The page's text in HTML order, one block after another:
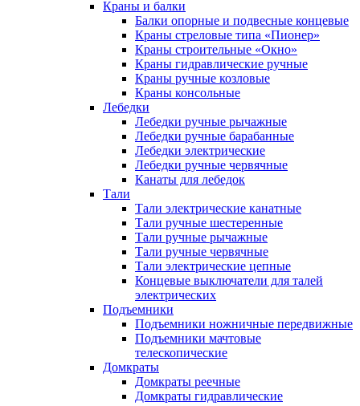
Краны и балки
Балки опорные и подвесные концевые
Краны стреловые типа «Пионер»
Краны строительные «Окно»
Краны гидравлические ручные
Краны ручные козловые
Краны консольные
Лебедки
Лебедки ручные рычажные
Лебедки ручные барабанные
Лебедки электрические
Лебедки ручные червячные
Канаты для лебедок
Тали
Тали электрические канатные
Тали ручные шестеренные
Тали ручные рычажные
Тали ручные червячные
Тали электрические цепные
Концевые выключатели для талей
электрических
Подъемники
Подъемники ножничные передвижные
Подъемники мачтовые
телескопические
Домкраты
Домкраты реечные
Домкраты гидравлические